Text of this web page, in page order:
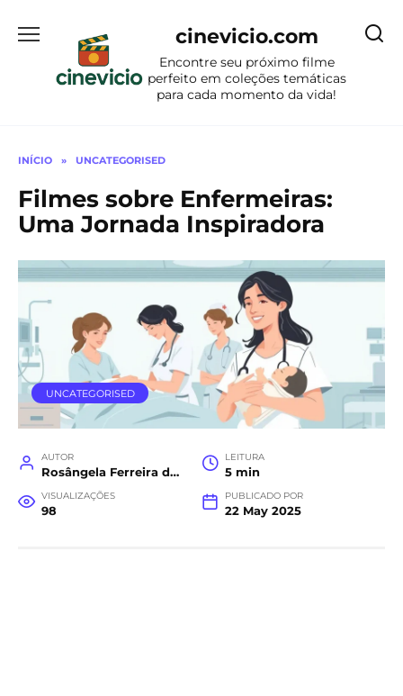
para
conteúdo
cinevicio.com
Encontre seu próximo filme
perfeito em coleções temáticas
para cada momento da vida!
INÍCIO » UNCATEGORISED
Filmes sobre Enfermeiras:
Uma Jornada Inspiradora
UNCATEGORISED
AUTOR
Rosângela Ferreira da Costa
LEITURA
5 min
VISUALIZAÇÕES
98
PUBLICADO POR
22 May 2025